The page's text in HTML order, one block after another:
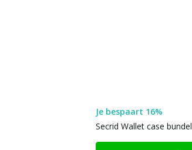
Je bespaart 16%
Secrid Wallet case bundel